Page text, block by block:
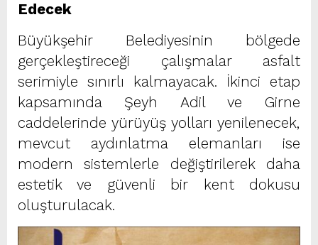
Edecek
Büyükşehir Belediyesinin bölgede
gerçekleştireceği çalışmalar asfalt
serimiyle sınırlı kalmayacak. İkinci etap
kapsamında Şeyh Adil ve Girne
caddelerinde yürüyüş yolları yenilenecek,
mevcut aydınlatma elemanları ise
modern sistemlerle değiştirilerek daha
estetik ve güvenli bir kent dokusu
oluşturulacak.